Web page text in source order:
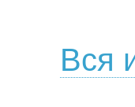
Вся